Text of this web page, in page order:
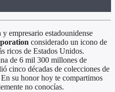
empresario estadounidense
considerado un icono de
ricos de Estados Unidos.
de 6 mil 300 millones de
cinco décadas de colecciones de
su honor hoy te compartimos
no conocías.